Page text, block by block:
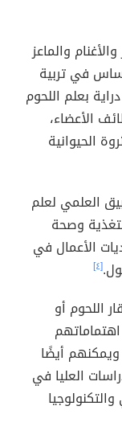
والماعز
في تربية
بعلم اللحوم
الأعضاء،
الحيوانية
العلمي لعلم
وصحة
الأعمال في
[٤]
اللحوم أو
اهتماماتهم
أيضًا
العليا في